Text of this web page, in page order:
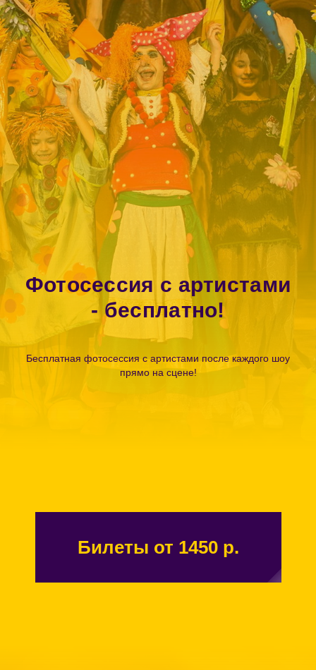
Фотосессия с артистами
- бесплатно!
Бесплатная фотосессия с артистами после каждого шоу
прямо на сцене!
Билеты от 1450 р.